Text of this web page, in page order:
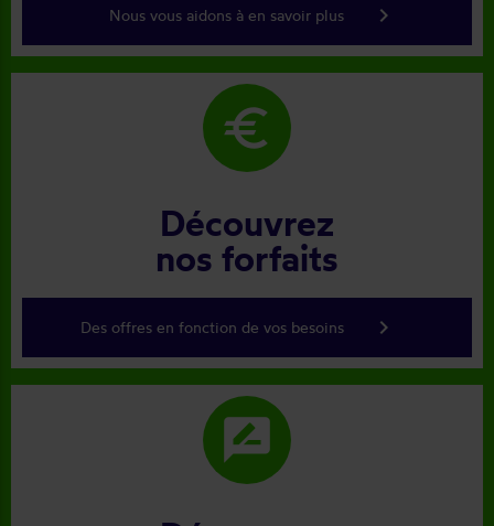
Nous vous aidons à en savoir plus keyboard_arrow_right
euro
Découvrez
nos forfaits
Des offres en fonction de vos besoins keyboard_arrow_right
rate_review